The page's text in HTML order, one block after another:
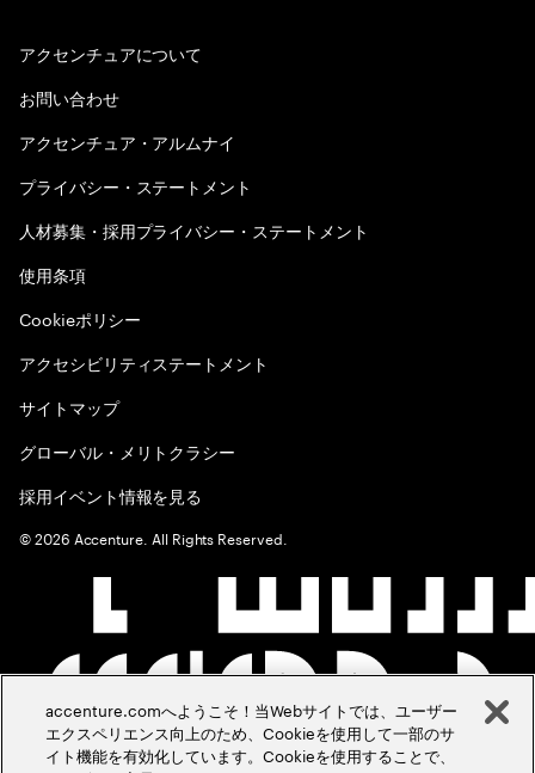
アクセンチュアについて
お問い合わせ
アクセンチュア・アルムナイ
プライバシー・ステートメント
人材募集・採用プライバシー・ステートメント
使用条項
Cookieポリシー
アクセシビリティステートメント
サイトマップ
グローバル・メリトクラシー
採用イベント情報を見る
©2026 Accenture. All Rights Reserved.
accenture.comへようこそ！当Webサイトでは、ユーザー
エクスペリエンス向上のため、Cookieを使用して一部のサ
イト機能を有効化しています。Cookieを使用することで、